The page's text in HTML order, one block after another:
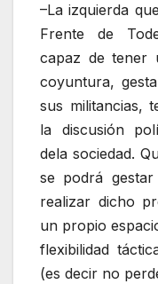
–La izquierda
Frente de
capaz de tener
coyuntura,
sus militancias,
la discusión
dela sociedad.
se podrá
realizar dicho
un propio
flexibilidad
(es decir no